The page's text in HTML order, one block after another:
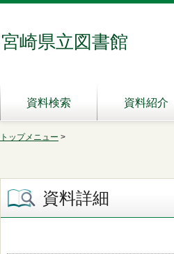
宮崎県立図書館
資料検索 資料紹介
トップメニュー >
資料詳細